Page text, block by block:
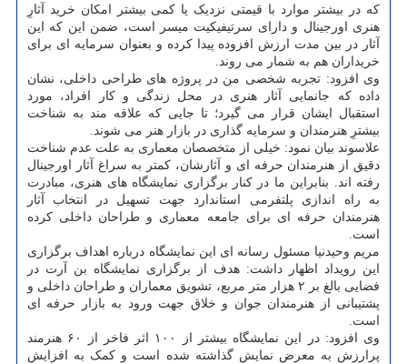
که در بیشتر موارد با قیمتی نزدیک یا کمی بیشتر امکان خرید آثارِ
هنری اورجینال و دارای سرتیفیکیت میسر است، ضمن این که این
آثار در بین مدت ارزش افزوده پیدا کرده و بعنوان سرمایه ای برای
خریداران هم به شمار می روند.
وی افزود: تجربه شخصی من در پروژه های طراحی داخلی، نشان
داده که جانمایی آثار هنری در محل زندگی و کار افراد، مورد
استقبال ایشان قرار می گیرد؛ تا جایی که علاقه مند به شناخت
بیشترِ هنرمندان و سرمایه گذاری در بازار هنر می شوند.
علاسوند بیان نمود: خیلی از متخصصان معماری به علت عدم شناخت
دقیق از هنرمندان حرفه ای و آثارشان، کمتر به سراغ آثار اورجینال
رفته اند. بنابراین ما در کنار برگزاری نمایشگاه های هنری، مبادرت
به راه اندازی پلتفرمی استاندارد جهت تسهیل در انتخاب آثار
هنرمندان حرفه ای برای جامعه معماری و طراحان داخلی کرده
است.
مریم وحیدنیا مسئول رسانه ای این نمایشگاه درباره اهداف برگزاری
این رویداد اظهار داشت: هدف از برگزاری نمایشگاه بن آرت در
فضایی بالغ بر ۲ هزار متر مربع، تشویق معماران و طراحان داخلی و
پشتیبانی از هنرمندان جوان و خلاق جهت ورود به بازار حرفه ای
است.
وی افزود: در این نمایشگاه بیشتر از ۱۰۰ اثر فاخر از ۶۰ هنرمند
پرارزش به معرض نمایش گذاشته شده است و کمک به افزایش